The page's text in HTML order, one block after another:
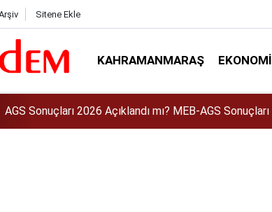
Sitene Ekle
KAHRAMANMARAŞ EKONOMI
mı?